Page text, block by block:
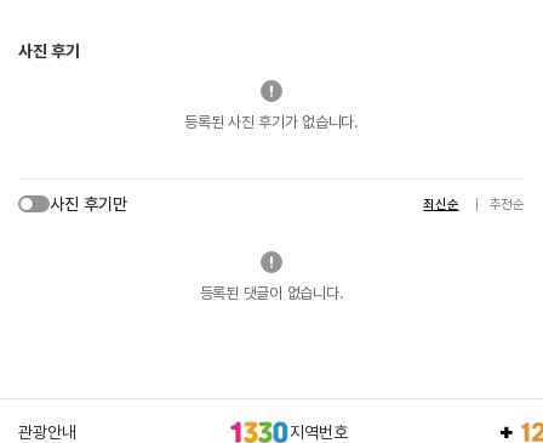
사진 후기
등록된 사진 후기가 없습니다.
사진 후기만 최신순 추천순
등록된 댓글이 없습니다.
관광안내 지역번호